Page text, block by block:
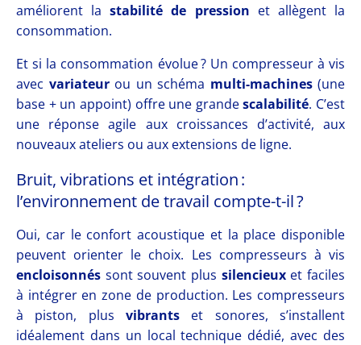
améliorent lastabilité de pression et allègent la
consommation.
Et si la consommation évolue ? Un compresseur à vis
avec variateurou un schéma multi-machines(une
base + un appoint) offre une grandescalabilité. C’est
une réponse agile aux croissances d’activité, aux
nouveaux ateliers ou aux extensions de ligne.
Bruit, vibrations et intégration :
l’environnement de travail compte-t-il ?
Oui, car le confort acoustique et la place disponible
peuvent orienter le choix. Les compresseurs à vis
encloisonnés sont souvent plus silencieuxet faciles
à intégrer en zone de production. Les compresseurs
à piston, plus vibrants et sonores, s’installent
idéalement dans un local technique dédié, avec des